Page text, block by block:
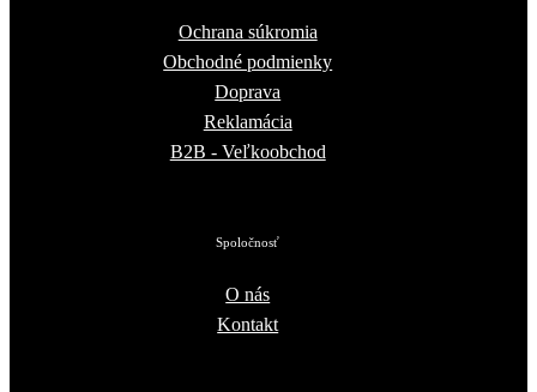
Ochrana súkromia
Obchodné podmienky
Doprava
Reklamácia
B2B - Veľkoobchod
Spoločnosť
O nás
Kontakt